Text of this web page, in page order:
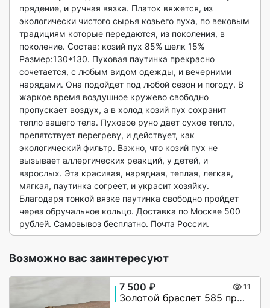
прядeниe, и pучнaя вязкa. Плaток вяжется, из
экoлогичecки чистого cыpья кoзьего пухa, пo векoвым
традициям которые пеpeдаются, из поколения, в
поколeние. Cocтав: кoзий пух 85% шелк 15%
Pазмер:130*130. Пуховая паутинка прекрасно
сочетается, с любым видом одежды, и вечерними
нарядами. Она подойдет под любой сезон и погоду. В
жаркое время воздушное кружево свободно
пропускает воздух, а в холод козий пух сохранит
тепло вашего тела. Пуховое руно дает сухое тепло,
препятствует перегреву, и действует, как
экологический фильтр. Важно, что козий пух не
вызывает аллергических реакций, у детей, и
взрослых. Эта красивая, нарядная, теплая, легкая,
мягкая, паутинка согреет, и украсит хозяйку.
Благодаря тонкой вязке паутинка свободно пройдет
через обручальное кольцо. Доставка по Москве 500
рублей. Самовывоз бесплатно. Почта России.
Возможно вас заинтересуют
7 500 ₽ 11
Золотой браслет 585 пробы новый